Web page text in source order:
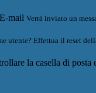
E-mail Verrà inviato un
utente? Effettua il reset
la casella di posta